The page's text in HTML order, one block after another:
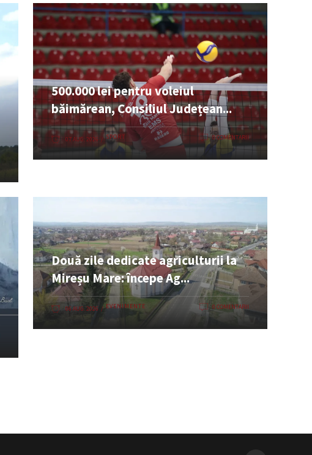
500.000 lei pentru voleiul
băimărean, Consiliul Județean...
07 AUG. 2026 SPORT 0 COMENTARII
Două zile dedicate agriculturii la
Mireșu Mare: începe Ag...
06 AUG. 2026 EVENIMENTE 0 COMENTARII